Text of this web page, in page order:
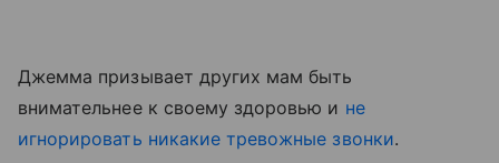
Джемма призывает других мам быть
внимательнее к своему здоровью и не
игнорировать никакие тревожные звонки.